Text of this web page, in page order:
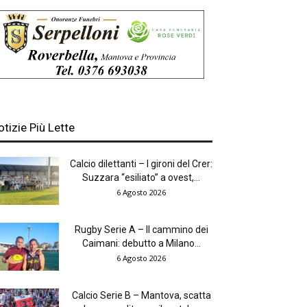
Più Lette
Calcio dilettanti – I gironi del Crer:
Suzzara “esiliato” a ovest,...
6 Agosto 2026
Rugby Serie A – Il cammino dei
Caimani: debutto a Milano...
6 Agosto 2026
Calcio Serie B – Mantova, scatta